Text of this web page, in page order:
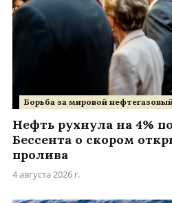
Борьба за мировой
Нефть рухнула на 4%
Бессента о скором
пролива
4 августа 2026 г.